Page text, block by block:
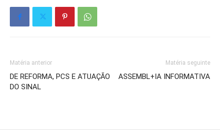
Matéria anterior
DE REFORMA, PCS E ATUAÇÃO
DO SINAL
Matéria seguinte
ASSEMBL+IA INFORMATIVA